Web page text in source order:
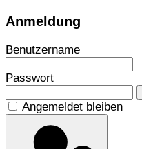
Anmeldung
Benutzername
Passwort
Angemeldet bleiben